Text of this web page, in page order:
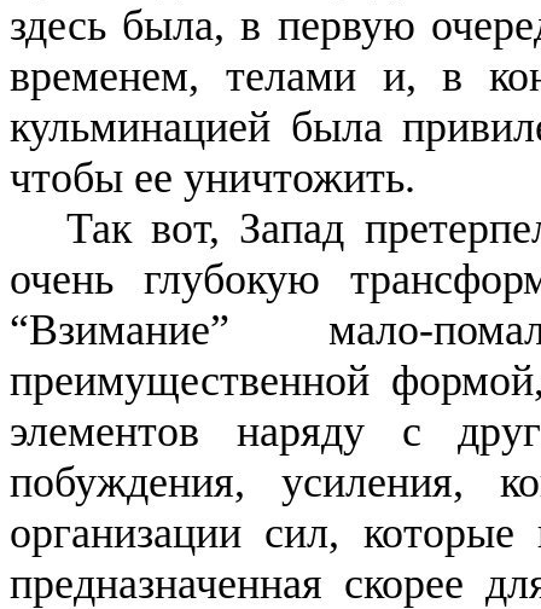
здесь была, в первую
временем, телами и, в
кульминацией была
чтобы ее уничтожить.
Так вот, Запад
очень глубокую
“Взимание” мало-
преимущественной
элементов наряду с
побуждения, усиления,
организации сил, которые
предназначенная скорее